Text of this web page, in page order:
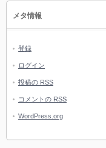
メタ情報
登録
ログイン
投稿の RSS
コメントの RSS
WordPress.org